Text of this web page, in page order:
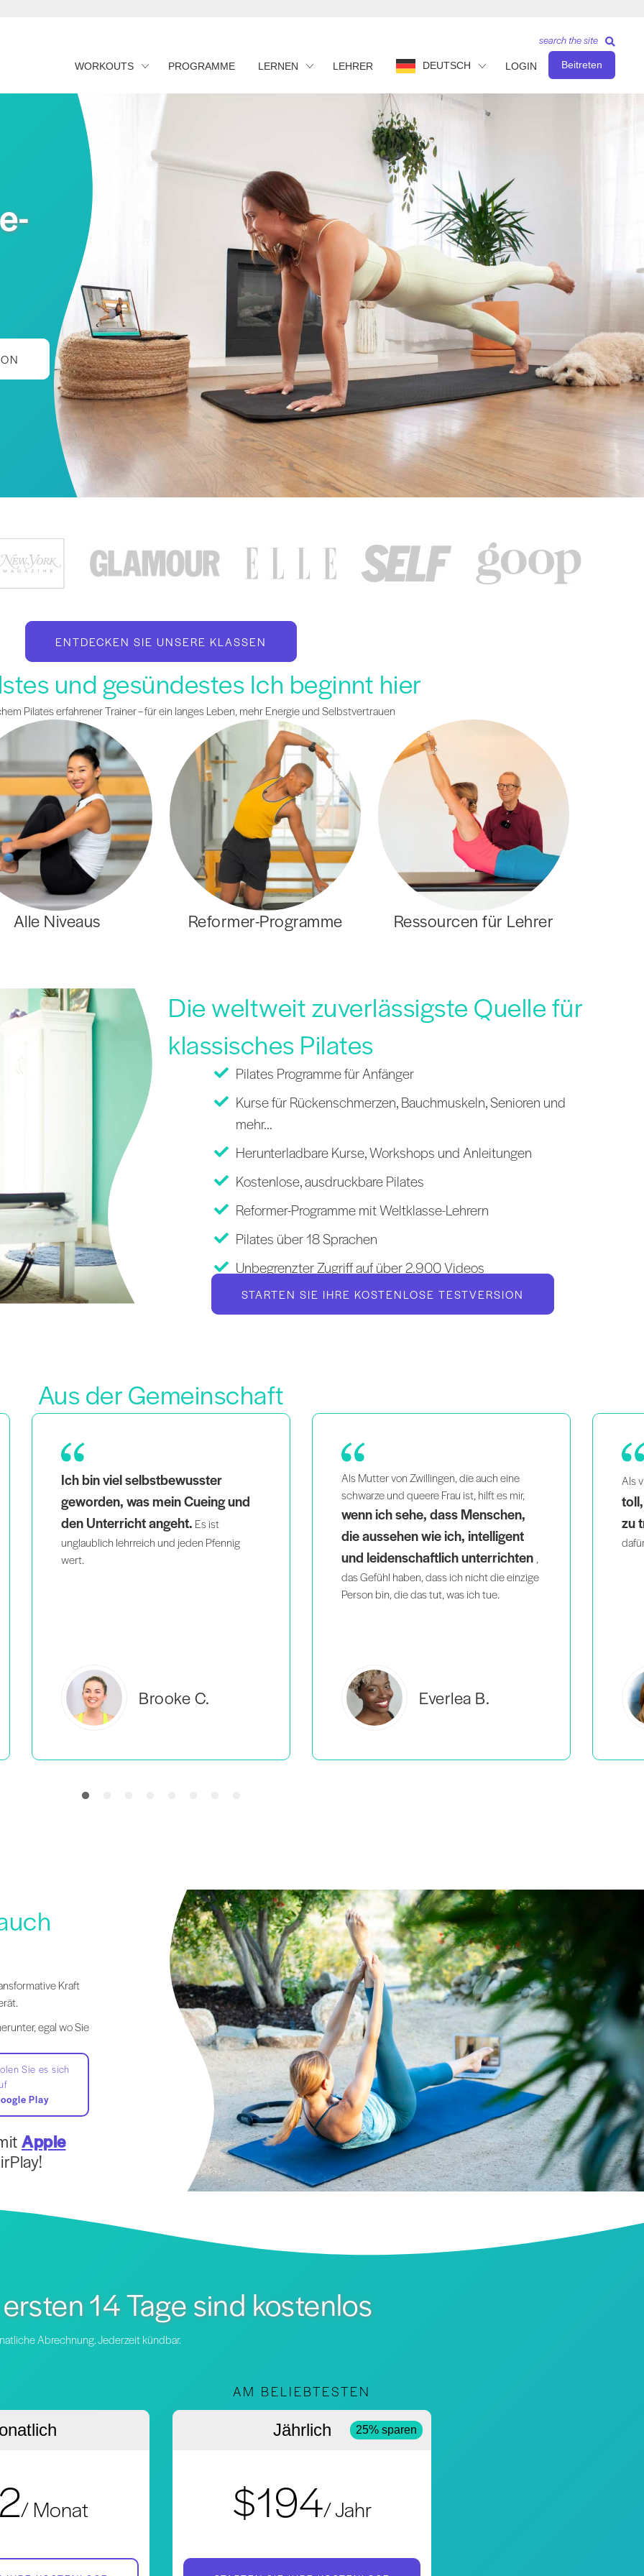
WORKOUTS PROGRAMME LERNEN LEHRER DEUTSCH LOGIN Beitreten
search the site
ENTDECKEN SIE UNSERE KLASSEN
und gesündestes Ich beginnt hier
Pilates erfahrener Trainer – für ein langes Leben, mehr Energie und Selbstvertrauen
Alle Niveaus Reformer-Programme Ressourcen für Lehrer
Die weltweit zuverlässigste Quelle für
klassisches Pilates
Pilates Programme für Anfänger
Kurse für Rückenschmerzen, Bauchmuskeln, Senioren und
mehr...
Herunterladbare Kurse, Workshops und Anleitungen
Kostenlose, ausdruckbare Pilates
Reformer-Programme mit Weltklasse-Lehrern
Pilates über 18 Sprachen
Unbegrenzter Zugriff auf über 2.900 Videos
STARTEN SIE IHRE KOSTENLOSE TESTVERSION
Aus der Gemeinschaft
Als Mutter von Zwillingen, die auch eine
schwarze und queere Frau ist, hilft es mir,
wenn ich sehe, dass Menschen,
die aussehen wie ich, intelligent
und leidenschaftlich unterrichten
Everlea B.
Als vielbeschäftigte Mutterfinde ich es
toll, wie einfach es ist, zu Hause
zu trainieren. Die Progressionen sorgen
dafür, dass ich jeden Tag wiederkomme!
Estelle S.
auf,
Kraft
egal wo Sie
Sie es sich
Play
Apple
14 Tage sind kostenlos
Abrechnung. Jederzeit kündbar.
/ Monat
AM BELIEBTESTEN
Jährlich 25% sparen
$194/ Jahr